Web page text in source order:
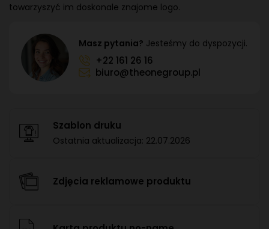
towarzyszyć im doskonale znajome logo.
Masz pytania? Jesteśmy do dyspozycji.
+22 161 26 16
biuro@theonegroup.pl
Szablon druku
Ostatnia aktualizacja: 22.07.2026
Zdjęcia reklamowe produktu